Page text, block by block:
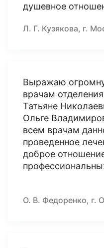
душевное
Л. Г. Кузякова, г.
Выражаю
врачам
Татьяне
Ольге
всем врачам
проведенное
доброе
О. В. Федоренко, г.